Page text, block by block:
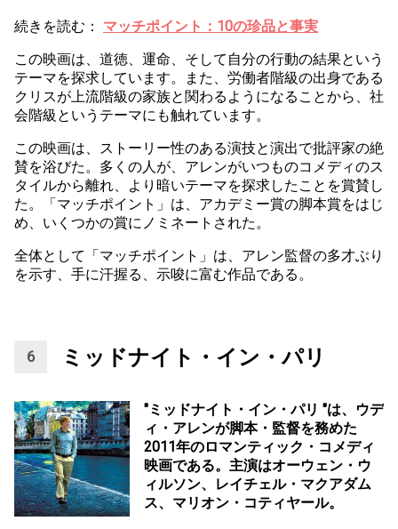
続きを読む：
マッチポイント：10の珍品と事実
この映画は、道徳、運命、そして自分の行動の結果という
テーマを探求しています。また、労働者階級の出身である
クリスが上流階級の家族と関わるようになることから、社
会階級というテーマにも触れています。
この映画は、ストーリー性のある演技と演出で批評家の絶
賛を浴びた。多くの人が、アレンがいつものコメディのス
タイルから離れ、より暗いテーマを探求したことを賞賛し
た。「マッチポイント」は、アカデミー賞の脚本賞をはじ
め、いくつかの賞にノミネートされた。
全体として「マッチポイント」は、アレン監督の多才ぶり
を示す、手に汗握る、示唆に富む作品である。
ミッドナイト・イン・パリ
"ミッドナイト・イン・パリ "は、ウデ
ィ・アレンが脚本・監督を務めた
2011年のロマンティック・コメディ
映画である。主演はオーウェン・ウ
ィルソン、レイチェル・マクアダム
ス、マリオン・コティヤール。